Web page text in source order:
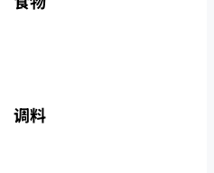
调料